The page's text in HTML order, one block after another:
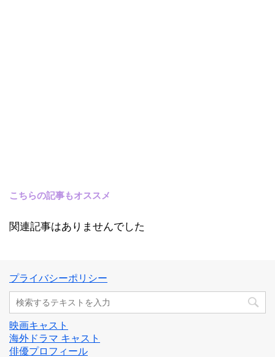
こちらの記事もオススメ
関連記事はありませんでした
プライバシーポリシー
映画キャスト
海外ドラマ キャスト
俳優プロフィール